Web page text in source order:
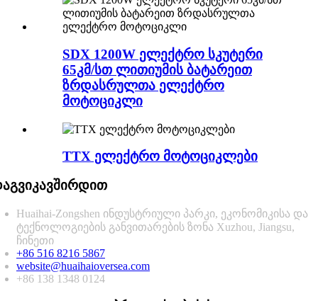
SDX 1200W ელექტრო სკუტერი
65კმ/სთ ლითიუმის ბატარეით
ზრდასრულთა ელექტრო
მოტოციკლი
TTX ელექტრო მოტოციკლები
Huaihai-Zongshen ინდუსტრიული პარკი, ეკონომიკისა და
ტექნოლოგიების განვითარების ზონა Xuzhou, Jiangsu,
ჩინეთი
+86 516 8216 5867
website@huaihaioversea.com
+86 138 1348 0124